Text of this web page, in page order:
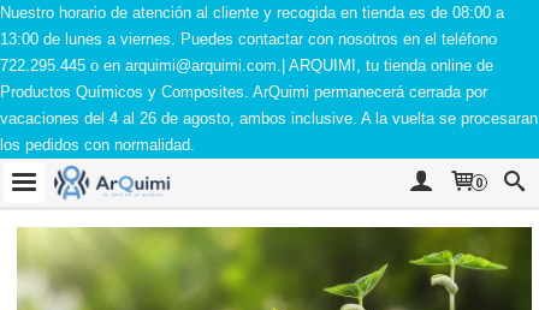
Nuestro horario de atención al cliente y recogida en tienda es de 08:00 a
13:00 de lunes a viernes. Puedes contactar con nosotros en el teléfono
722.295.445 o en arquimi@arquimi.com.| ARQUIMI, tu tienda online de
Productos Químicos y Composites. ArQuimi permanecerá cerrada por
vacaciones del 4 al 26 de agosto, ambos inclusive. A la vuelta se procesaran
los pedidos con normalidad.
0